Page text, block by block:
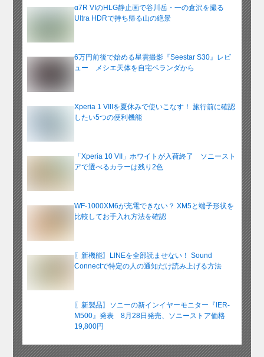
α7R VIのHLG静止画で谷川岳・一の倉沢を撮る
Ultra HDRで持ち帰る山の絶景
6万円前後で始める星雲撮影『Seestar S30』レビ
ュー メシエ天体を自宅ベランダから
Xperia 1 VIIIを夏休みで使いこなす！ 旅行前に確認
したい5つの便利機能
「Xperia 10 VII」ホワイトが入荷終了 ソニースト
アで選べるカラーは残り2色
WF-1000XM6が充電できない？ XM5と端子形状を
比較してお手入れ方法を確認
〖新機能〗LINEを全部読ませない！ Sound
Connectで特定の人の通知だけ読み上げる方法
〖新製品〗ソニーの新インイヤーモニター『IER-
M500』発表 8月28日発売、ソニーストア価格
19,800円